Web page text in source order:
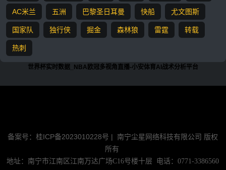
AC米兰 五洲 巴黎圣日耳曼 快船 尤文图斯
国家队 独行侠 掘金 森林狼 雷霆 转载
热刺
世界杯实时数据_NBA欧冠多视角直播-小安体育AI战术分析平台
备案号：桂ICP备2023010228号 |
南宁尘星网络科技有限公司 版权
所有
地址：南宁市江南区江南万达广场C16号楼十层 电话：0771-3386560